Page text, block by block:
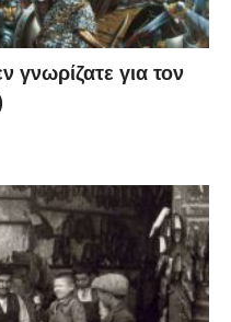
γνωρίζατε για τον